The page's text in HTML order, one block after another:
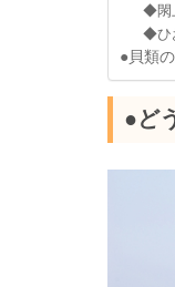
◆閖
◆ひ
●貝類
●ど